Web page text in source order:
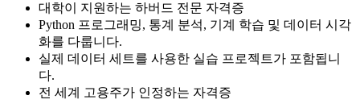
대학이 지원하는 하버드 전문 자격증
Python 프로그래밍, 통계 분석, 기계 학습 및 데이터 시각
화를 다룹니다.
실제 데이터 세트를 사용한 실습 프로젝트가 포함됩니
다.
전 세계 고용주가 인정하는 자격증